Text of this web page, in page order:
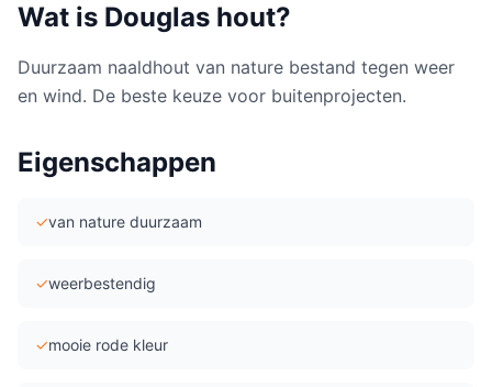
Wat is Douglas hout?
Duurzaam naaldhout van nature bestand tegen weer
en wind. De beste keuze voor buitenprojecten.
Eigenschappen
✓van nature duurzaam
✓weerbestendig
✓mooie rode kleur